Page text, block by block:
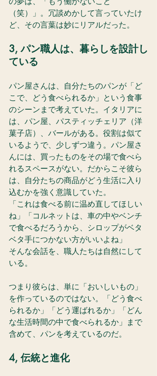
（笑）」。冗談めかして言っていたけ
ど、その言葉は妙にリアルだった。
3, パン職人は、暮らしを設計し
ている
パン屋さんは、自分たちのパンが「ど
こで、どう食べられるか」という食事
のシーンまで考えていた。イタリアに
は、パン屋、パスティッチェリア（洋
菓子店）、バールがある。役割は似て
いるようで、少しずつ違う。パン屋さ
んには、買ったものをその場で食べら
れるスペースがない。だからこそ彼ら
は、自分たちの商品がどう生活に入り
込むかを強く意識していた。
「これは食べる前に温め直してほしい
ね」「コルネットは、車の中やベンチ
で食べるだろうから、シロップがベタ
ベタ手につかない方がいいよね」
そんな会話を、職人たちは自然にして
いる。
つまり彼らは、単に「おいしいもの」
を作っているのではない。「どう食べ
られるか」「どう運ばれるか」「どん
な生活時間の中で食べられるか」まで
含めて、パンを考えているのだ。
4, 伝統と進化